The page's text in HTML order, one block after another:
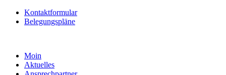
Kontaktformular
Belegungspläne
Moin
Aktuelles